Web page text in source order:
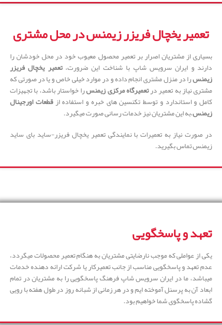
تعمیر یخچال فریزر زیمنس در محل مشتری
بسیاری از مشتریان اصرار بر تعمیر محصول معیوب خود در محل خودشان را
دارند و ایران سرویس شاپ با شناخت این ضرورت،تعمیر یخچال فریزر
زیمنسرا در منزل مشتری انجام داده و در موارد خیلی خاص و یا در صورتی که
مشتری نیاز به تعمیر درتعمیرگاه مرکزی زیمنسرا خواستار باشد، با تجهیزات
کامل و استاندارد و توسط تکنسین های خبره و استفاده ازقطعات اورجینال
زیمنس،به این مشتریان نیز خدمات رسانی صورت میگیرد.
در صورت نیاز به تعمیرات با نمایندگی تعمیر یخچال فریزر-ساید بای ساید
زیمنس تماس بگیرید.
تعهد و پاسخگویی
یکی از عواملی که موجب نارضایتی مشتریان به هنگام تعمیر محصولات میگردد،
عدم تعهد و پاسخگویی مناسب از جانب تعمیرکار یا شرکت ارائه دهنده خدمات
میباشد، ما در ایران سرویس شاپ فرهنگ پاسخگویی را به مشتریان در تمام
ابعاد آن به پرسنل آموخته ایم و در هر زمانی از شبانه روز در طول هفته با رویی
گشاده پاسخگوی شما خواهیم بود.